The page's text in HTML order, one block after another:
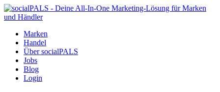
Marken
Handel
Über socialPALS
Jobs
Blog
Login